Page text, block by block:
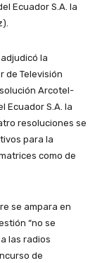
Ecuador S.A. la
la
de Televisión
Arcotel-
Ecuador S.A. la
resoluciones se
para la
como de
se ampara en
“no se
las radios
de